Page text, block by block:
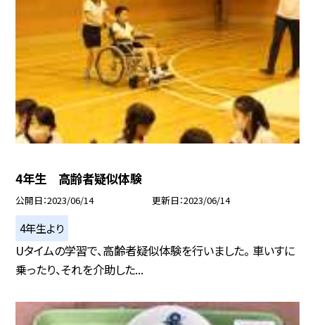
4年生 高齢者疑似体験
公開日 2023/06/14 更新日 2023/06/14
4年生より
Uタイムの学習で、高齢者疑似体験を行いました。 車いすに
乗ったり、それを介助した...